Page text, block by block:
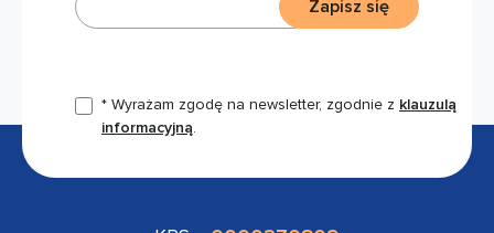
* Wyrażam zgodę na newsletter, zgodnie z klauzulą
informacyjną.
Zapisz się